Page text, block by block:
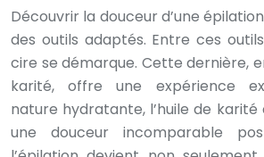
Découvrir la douceur d’une
des outils adaptés. Entre ces
cire se démarque. Cette dernière,
karité, offre une expérience
nature hydratante, l’huile de
une douceur incomparable